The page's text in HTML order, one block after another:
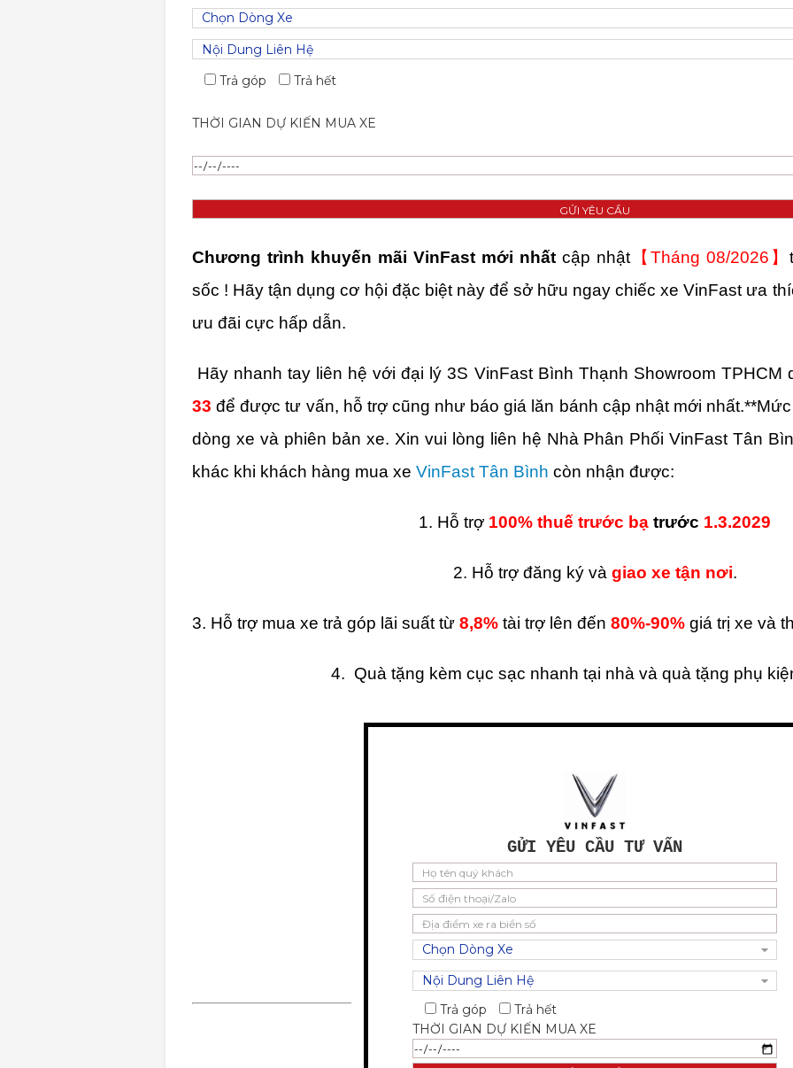
Trả góp Trả hết
THỜI GIAN DỰ KIẾN MUA XE
Chương trình khuyến mãi VinFast mới nhất cập nhật【Tháng 08/2026】
sốc ! Hãy tận dụng cơ hội đặc biệt này để sở hữu ngay chiếc xe VinFast ưa
ưu đãi cực hấp dẫn.
Hãy nhanh tay liên hệ với đại lý 3S VinFast Bình Thạnh Showroom TPHCM
33 để được tư vấn, hỗ trợ cũng như báo giá lăn bánh cập nhật mới nhất.
dòng xe và phiên bản xe. Xin vui lòng liên hệ Nhà Phân Phối VinFast Tân
khác khi khách hàng mua xe VinFast Tân Bình còn nhận được:
1. Hỗ trợ 100% thuế trước bạ trước 1.3.2029
2. Hỗ trợ đăng ký và giao xe tận nơi.
3. Hỗ trợ mua xe trả góp lãi suất từ 8,8% tài trợ lên đến 80%-90% giá trị xe và
4. Quà tặng kèm cục sạc nhanh tại nhà và quà tặng phụ
5. Hỗ trợ hồ sơ vay tỉnh, hồ sơ vay nợ nhóm
6. Cứu hộ miễn phí và bảo hiểm xe 24/7 toàn quốc
7. Lái thử xe và cảm nhận xe miễn phí
8. Hỗ trợ bảo hành và bảo dưỡng nhanh chóng
9. Hỗ trợ kí hợp đồng và nhận hồ sơ khách hàng tận
LIMO GREENTRẢ TRƯỚC TỪ79TRIỆU
GỬI YÊU CẦU TƯ VẤN
Trả góp
Trả hết
THỜI GIAN DỰ KIẾN MUA XE